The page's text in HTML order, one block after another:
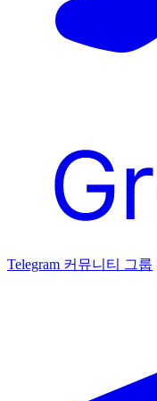
Telegram 커뮤니티 그룹